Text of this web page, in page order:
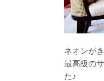
ネオンが
最高級の
た♪